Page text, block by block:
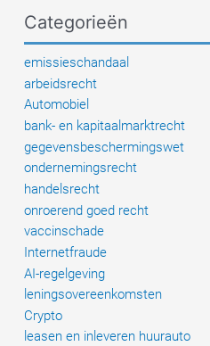
Algemene
informatie,
ondersteuning
van
een
advocaat
Categorieën
emissieschandaal
arbeidsrecht
Automobiel
bank- en kapitaalmarktrecht
gegevensbeschermingswet
ondernemingsrecht
handelsrecht
onroerend goed recht
vaccinschade
Internetfraude
AI-regelgeving
leningsovereenkomsten
Crypto
leasen en inleveren huurauto